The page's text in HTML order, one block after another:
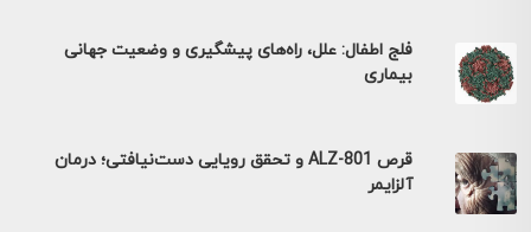
فلج اطفال: علل، راه‌های پیشگیری و وضعیت جهانی
بیماری
قرص ALZ-801 و تحقق رویایی دست‌نیافتی؛ درمان
آلزایمر